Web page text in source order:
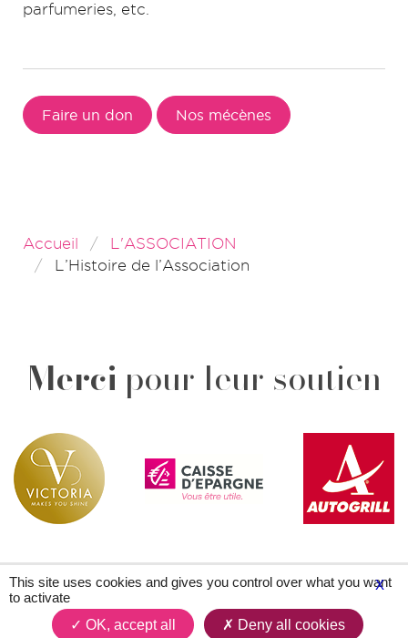
parfumeries, etc.
Faire un don Nos mécènes
Accueil
L'ASSOCIATION
L’Histoire de l’Association
Merci pour leur soutien
Plan du site Contacts Légal & crédits
X
This site uses cookies and gives you control over what you want
to activate
OK, accept all
Deny all cookies